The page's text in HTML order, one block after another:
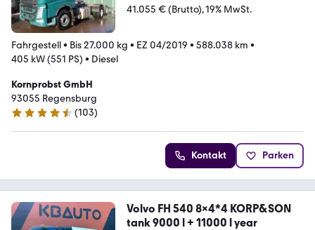
41.055 € (Brutto) 19% MwSt.
Fahrgestell• Bis 27.000 kg • EZ 04/2019 • 588.038 km •
405 kW (551 PS) • Diesel
Kornprobst GmbH
93055 Regensburg
4.7 Sterne
(103)
Kontakt Parken
Volvo FH 540 8x4*4 KORP&SON
tank 9000 l + 11000 l year